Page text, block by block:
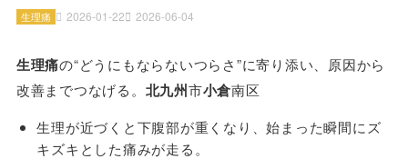
2026-01-22 2026-06-04
生理痛
生理痛の“どうにもならないつらさ”に寄り添い、原因から
改善までつなげる。 北九州市小倉南区
生理が近づくと下腹部が重くなり、始まった瞬間にズ
キズキとした痛みが走る。